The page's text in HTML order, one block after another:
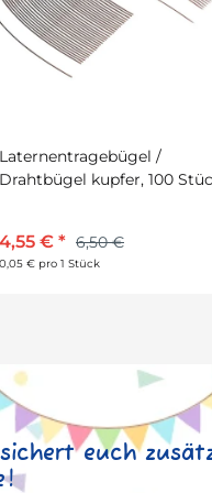
Pompons Mix D: 1 - 4,5 cm
Stück farbig sortiert
3,50 € *
euch